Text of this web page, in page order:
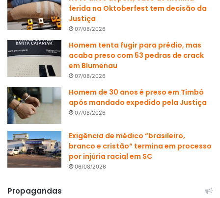
ferida na Oktoberfest tem decisão da
Justiça
07/08/2026
Homem tenta fugir para prédio, mas
acaba preso com 53 pedras de crack
em Blumenau
07/08/2026
Homem de 30 anos é preso em Timbó
após mandado expedido pela Justiça
07/08/2026
Exigência de médico “brasileiro,
branco e cristão” termina em processo
por injúria racial em SC
06/08/2026
Propagandas